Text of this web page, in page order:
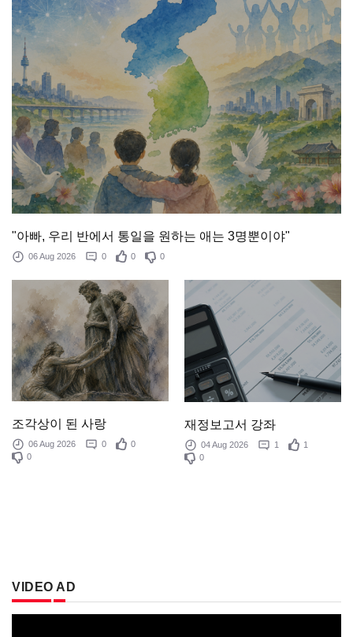
"아빠, 우리 반에서 통일을 원하는 애는 3명뿐이야"
06 Aug 2026 0 0 0
조각상이 된 사랑
06 Aug 2026 0
0
0
재정보고서 강좌
04 Aug 2026 1
1
0
VIDEO AD